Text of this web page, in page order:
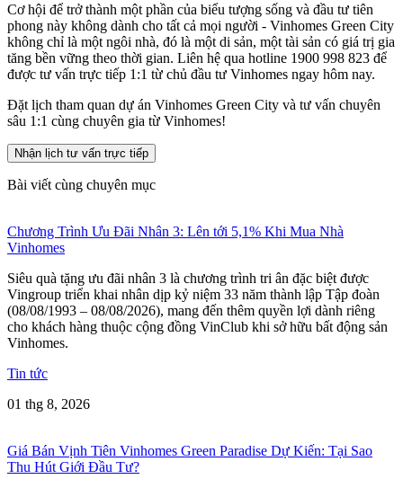
Cơ hội để trở thành một phần của biểu tượng sống và đầu tư tiên
phong này không dành cho tất cả mọi người - Vinhomes Green City
không chỉ là một ngôi nhà, đó là một di sản, một tài sản có giá trị gia
tăng bền vững theo thời gian. Liên hệ qua hotline 1900 998 823 để
được tư vấn trực tiếp 1:1 từ chủ đầu tư Vinhomes ngay hôm nay.
Đặt lịch tham quan dự án Vinhomes Green City và tư vấn chuyên
sâu 1:1 cùng chuyên gia từ Vinhomes!
Nhận lịch tư vấn trực tiếp
Bài viết cùng chuyên mục
Chương Trình Ưu Đãi Nhân 3: Lên tới 5,1% Khi Mua Nhà
Vinhomes
Siêu quà tặng ưu đãi nhân 3 là chương trình tri ân đặc biệt được
Vingroup triển khai nhân dịp kỷ niệm 33 năm thành lập Tập đoàn
(08/08/1993 – 08/08/2026), mang đến thêm quyền lợi dành riêng
cho khách hàng thuộc cộng đồng VinClub khi sở hữu bất động sản
Vinhomes.
Tin tức
01 thg 8, 2026
Giá Bán Vịnh Tiên Vinhomes Green Paradise Dự Kiến: Tại Sao
Thu Hút Giới Đầu Tư?